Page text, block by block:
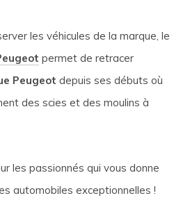
les véhicules de la marque, le
permet de retracer
Peugeot depuis ses débuts où
des scies et des moulins à
les passionnés qui vous donne
automobiles exceptionnelles !